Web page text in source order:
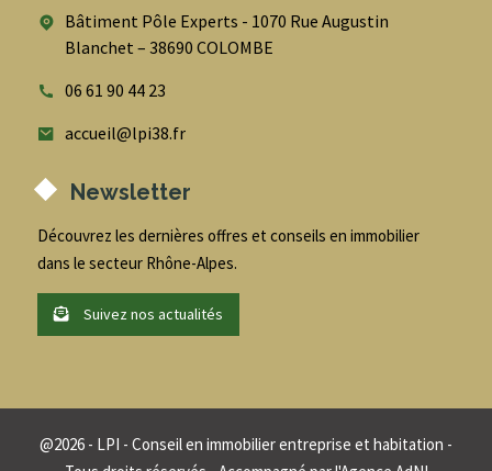
Bâtiment Pôle Experts - 1070 Rue Augustin
Blanchet – 38690 COLOMBE
06 61 90 44 23
accueil@lpi38.fr
Newsletter
Découvrez les dernières offres et conseils en immobilier
dans le secteur Rhône-Alpes.
Suivez nos actualités
@2026 - LPI - Conseil en immobilier entreprise et habitation -